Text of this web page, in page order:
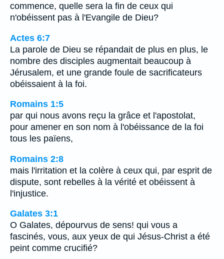
commence, quelle sera la fin de ceux qui
n'obéissent pas à l'Evangile de Dieu?
Actes 6:7
La parole de Dieu se répandait de plus en plus, le
nombre des disciples augmentait beaucoup à
Jérusalem, et une grande foule de sacrificateurs
obéissaient à la foi.
Romains 1:5
par qui nous avons reçu la grâce et l'apostolat,
pour amener en son nom à l'obéissance de la foi
tous les païens,
Romains 2:8
mais l'irritation et la colère à ceux qui, par esprit de
dispute, sont rebelles à la vérité et obéissent à
l'injustice.
Galates 3:1
O Galates, dépourvus de sens! qui vous a
fascinés, vous, aux yeux de qui Jésus-Christ a été
peint comme crucifié?